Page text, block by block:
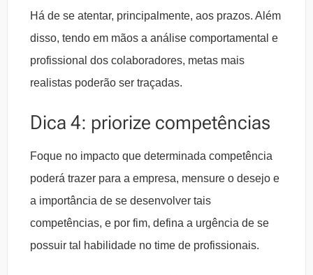
Há de se atentar, principalmente, aos prazos. Além
disso, tendo em mãos a análise comportamental e
profissional dos colaboradores, metas mais
realistas poderão ser traçadas.
Dica 4: priorize competências
Foque no impacto que determinada competência
poderá trazer para a empresa, mensure o desejo e
a importância de se desenvolver tais
competências, e por fim, defina a urgência de se
possuir tal habilidade no time de profissionais.